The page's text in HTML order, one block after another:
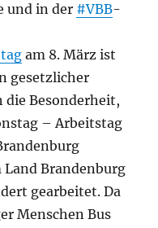
und in der #VBB-
am 8. März ist
gesetzlicher
die Besonderheit,
– Arbeitstag
Brandenburg
gearbeitet. Da
Menschen Bus